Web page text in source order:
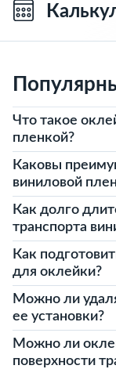
Что такое
пленкой?
Каковы
виниловой
Как долго
транспорта
Как
для оклейки?
Можно ли
ее установки?
Можно ли
поверхности